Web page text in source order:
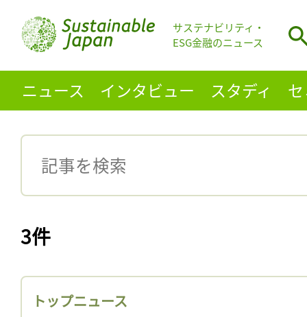
サステナビリティ・
ESG金融のニュース
ニュース インタビュー スタディ
3件
トップニュース